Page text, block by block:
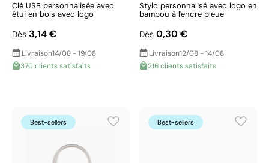
Clé USB personnalisée avec
étui en bois avec logo
Dès 3,14 €
Livraison14/08 - 19/08
370 clients satisfaits
Stylo personnalisé avec logo en
bambou à l'encre bleue
Dès 0,30 €
Livraison12/08 - 14/08
216 clients satisfaits
Best-sellers Best-sellers